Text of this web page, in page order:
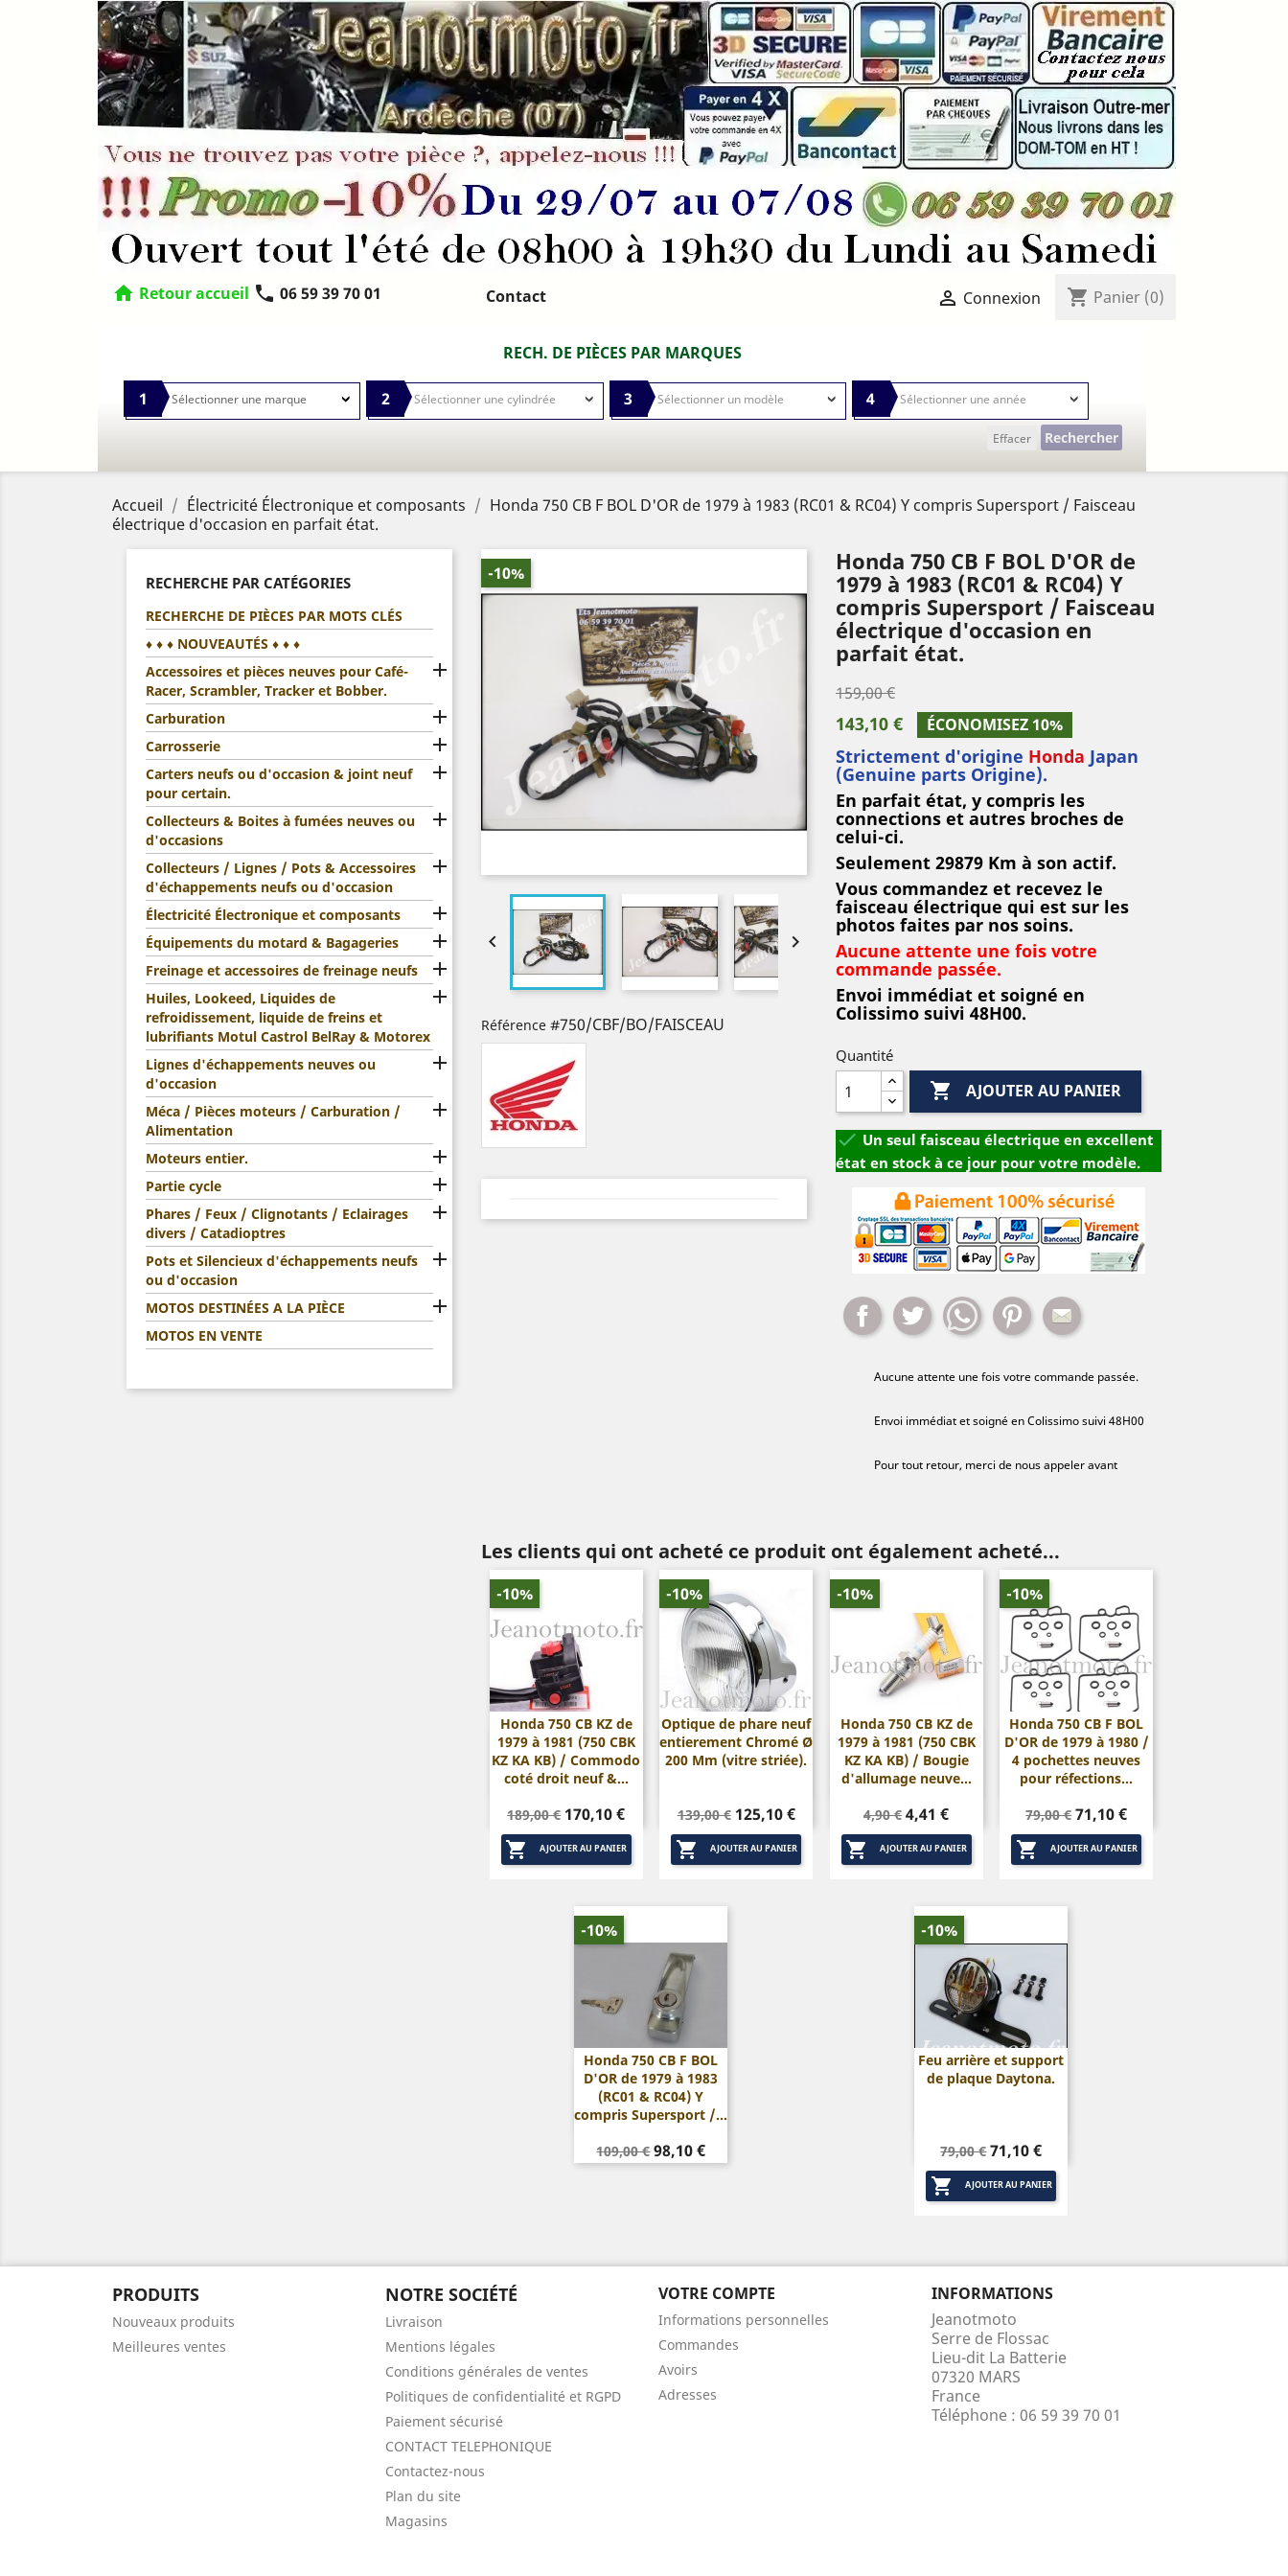
home Retour accueil phone 06 59 39 70 01 Contact  Connexion shopping_cart Panier (0)
RECH. DE PIÈCES PAR MARQUES
1 2 3 4
Effacer Rechercher
Accueil Électricité Électronique et composants
Honda 750 CB F BOL D'OR de 1979 à 1983 (RC01 & RC04) Y compris Supersport / Faisceau
électrique d'occasion en parfait état.
RECHERCHE PAR CATÉGORIES
RECHERCHE DE PIÈCES PAR MOTS CLÉS
♦ ♦ ♦ NOUVEAUTÉS ♦ ♦ ♦
Accessoires et pièces neuves pour Café-
Racer, Scrambler, Tracker et Bobber.

Carburation 
Carrosserie 
Carters neufs ou d'occasion & joint neuf
pour certain.

Collecteurs & Boites à fumées neuves ou
d'occasions

Collecteurs / Lignes / Pots & Accessoires
d'échappements neufs ou d'occasion

Électricité Électronique et composants 
Équipements du motard & Bagageries 
Freinage et accessoires de freinage neufs 
Huiles, Lookeed, Liquides de
refroidissement, liquide de freins et
lubrifiants Motul Castrol BelRay & Motorex

Lignes d'échappements neuves ou
d'occasion

Méca / Pièces moteurs / Carburation /
Alimentation

Moteurs entier. 
Partie cycle 
Phares / Feux / Clignotants / Eclairages
divers / Catadioptres

Pots et Silencieux d'échappements neufs
ou d'occasion

MOTOS DESTINÉES A LA PIÈCE 
MOTOS EN VENTE
-10%
 
Référence #750/CBF/BO/FAISCEAU
Honda 750 CB F BOL D'OR de
1979 à 1983 (RC01 & RC04) Y
compris Supersport / Faisceau
électrique d'occasion en
parfait état.
159,00 €
143,10 € ÉCONOMISEZ 10%
Strictement d'origine Honda Japan
(Genuine parts Origine).
En parfait état, y compris les
connections et autres broches de
celui-ci.
Seulement 29879 Km à son actif.
Vous commandez et recevez le
faisceau électrique qui est sur les
photos faites par nos soins.
Aucune attente une fois votre
commande passée.
Envoi immédiat et soigné en
Colissimo suivi 48H00.
Quantité
 AJOUTER AU PANIER
 Un seul faisceau électrique en excellent
état en stock à ce jour pour votre modèle.
PartagerTweet WhatsappPinterestMail
Aucune attente une fois votre commande passée.
Envoi immédiat et soigné en Colissimo suivi 48H00
Pour tout retour, merci de nous appeler avant
Les clients qui ont acheté ce produit ont également acheté...
Honda 750 CB KZ de
1979 à 1981 (750 CBK
KZ KA KB) / Commodo
coté droit neuf &...
Prix
de
base
189,00 € Prix
170,10 €
 AJOUTER AU PANIER
-10%
 Aperçu rapide
Optique de phare neuf
entierement Chromé Ø
200 Mm (vitre striée).
Prix
de
base
139,00 € Prix
125,10 €
 AJOUTER AU PANIER
-10%
Aperçu rapide
Honda 750 CB KZ de
1979 à 1981 (750 CBK
KZ KA KB) / Bougie
d'allumage neuve...
Prix
de
base
4,90 €Prix
4,41 €
 AJOUTER AU PANIER
-10%
 Aperçu rapide
Honda 750 CB F BOL
D'OR de 1979 à 1980 /
4 pochettes neuves
pour réfections...
Prix
de
base
79,00 €Prix
71,10 €
 AJOUTER AU PANIER
-10%
 Aperçu rapide
Honda 750 CB F BOL
D'OR de 1979 à 1983
(RC01 & RC04) Y
compris Supersport /...
Prix
de
109,00 €Prix
98,10 €
-10%
Aperçu rapide
Feu arrière et support
de plaque Daytona.
Prix
de
base
79,00 €Prix
71,10 €
 AJOUTER AU PANIER
-10%
Aperçu rapide
PRODUITS
Nouveaux produits
Meilleures ventes
NOTRE SOCIÉTÉ
Livraison
Mentions légales
Conditions générales de ventes
Politiques de confidentialité et RGPD
Paiement sécurisé
CONTACT TELEPHONIQUE
Contactez-nous
Plan du site
Magasins
VOTRE COMPTE
Informations personnelles
Commandes
Avoirs
Adresses
INFORMATIONS
Jeanotmoto
Serre de Flossac
Lieu-dit La Batterie
07320 MARS
France
Téléphone : 06 59 39 70 01